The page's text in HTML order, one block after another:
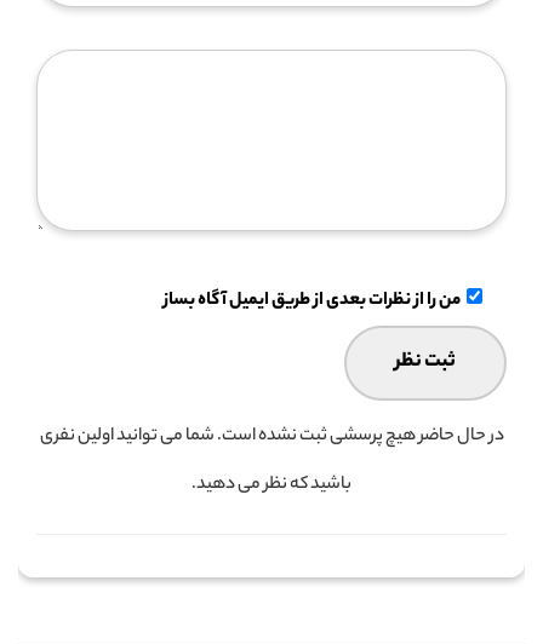
من را از نظرات بعدی از طریق ایمیل آگاه بساز
در حال حاضر هیچ پرسشی ثبت نشده است. شما می توانید اولین نفری
باشید که نظر می دهید.